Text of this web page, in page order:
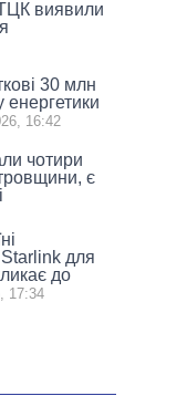
виявили
30 млн
енергетики
16:42
чотири
є
для
до
17:34